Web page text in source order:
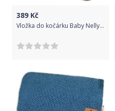
389 Kč
Vložka do kočárku Baby Nellys ® - béžová